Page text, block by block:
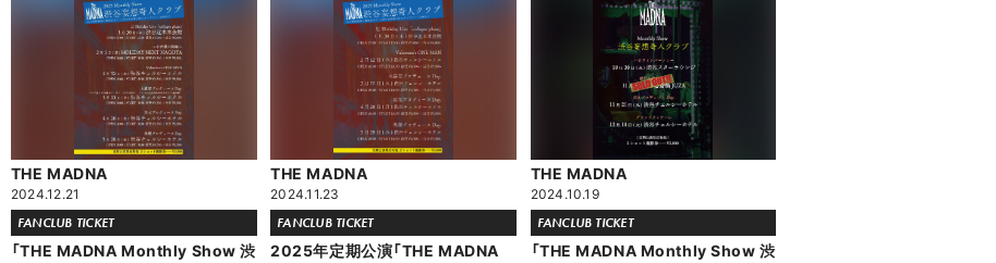
THE MADNA
2024.12.21
FANCLUB TICKET
「THE MADNA Monthly Show 渋
THE MADNA
2024.11.23
FANCLUB TICKET
2025年定期公演「THE MADNA
THE MADNA
2024.10.19
FANCLUB TICKET
「THE MADNA Monthly Show 渋